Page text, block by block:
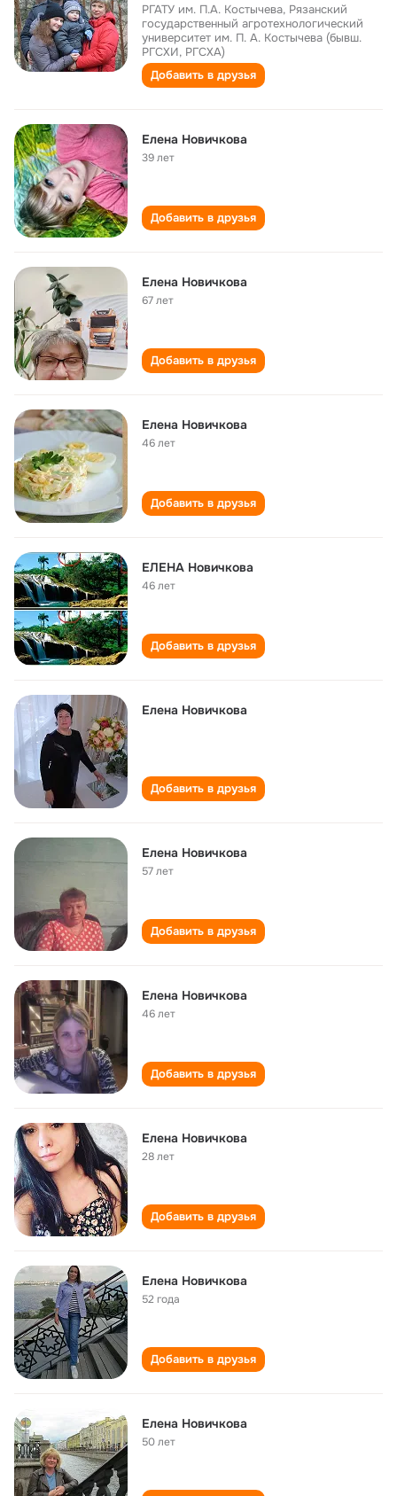
РГАТУ им. П.А. Костычева, Рязанский
государственный агротехнологический
университет им. П. А. Костычева (бывш.
РГСХИ, РГСХА)
Добавить в друзья
Елена Новичкова
39 лет
Добавить в друзья
Елена Новичкова
67 лет
Добавить в друзья
Елена Новичкова
46 лет
Добавить в друзья
ЕЛЕНА Новичкова
46 лет
Добавить в друзья
Елена Новичкова
Добавить в друзья
Елена Новичкова
57 лет
Добавить в друзья
Елена Новичкова
46 лет
Добавить в друзья
Елена Новичкова
28 лет
Добавить в друзья
Елена Новичкова
52 года
Добавить в друзья
Елена Новичкова
50 лет